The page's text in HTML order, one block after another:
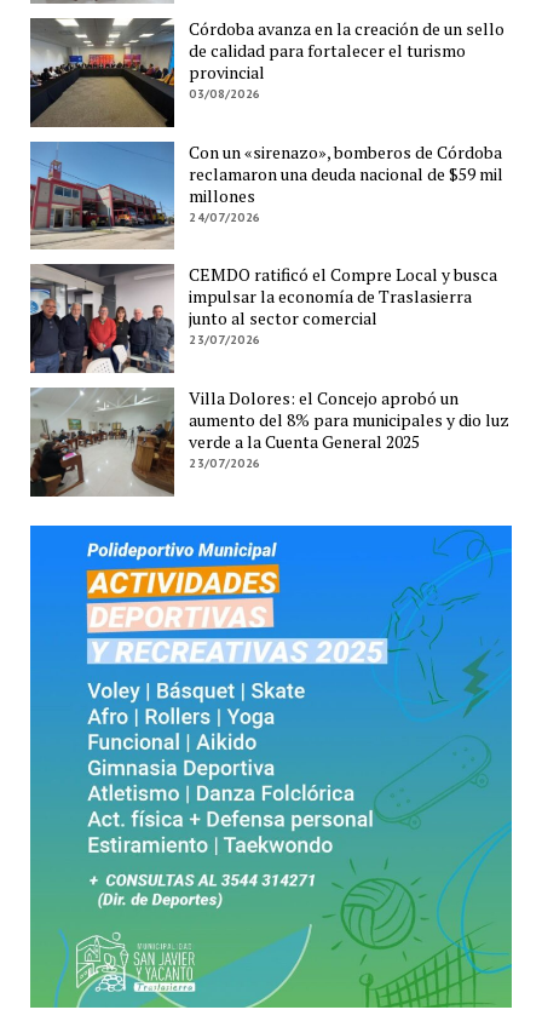
Córdoba avanza en la creación de un sello
de calidad para fortalecer el turismo
provincial
03/08/2026
Con un «sirenazo», bomberos de Córdoba
reclamaron una deuda nacional de $59 mil
millones
24/07/2026
CEMDO ratificó el Compre Local y busca
impulsar la economía de Traslasierra
junto al sector comercial
23/07/2026
Villa Dolores: el Concejo aprobó un
aumento del 8% para municipales y dio luz
verde a la Cuenta General 2025
23/07/2026